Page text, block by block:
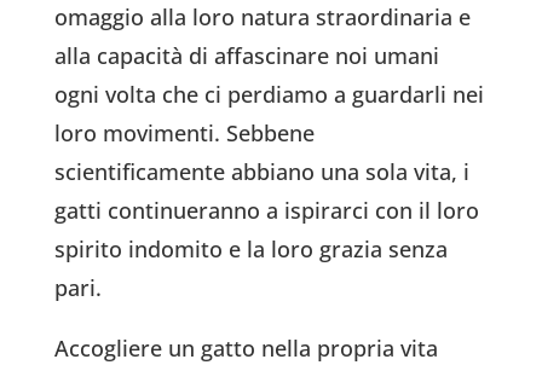
omaggio alla loro natura straordinaria e
alla capacità di affascinare noi umani
ogni volta che ci perdiamo a guardarli nei
loro movimenti. Sebbene
scientificamente abbiano una sola vita, i
gatti continueranno a ispirarci con il loro
spirito indomito e la loro grazia senza
pari.
Accogliere un gatto nella propria vita